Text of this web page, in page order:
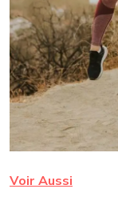
Voir Aussi